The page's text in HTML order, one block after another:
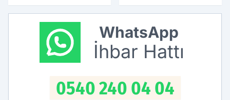
Ödeneceği Tarih
Netleşti
ziyaret
WhatsApp
İhbar Hattı
0540 240 04 04